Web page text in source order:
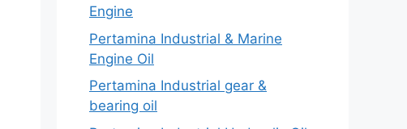
Engine
Pertamina Industrial & Marine
Engine Oil
Pertamina Industrial gear &
bearing oil